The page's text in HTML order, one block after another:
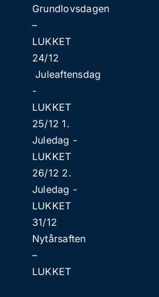
Grundlovsdagen
–
LUKKET
24/12
Juleaftensdag
​​-
LUKKET
25/12 1.
Juledag ​​-
LUKKET
26/12 2.
Juledag ​​-
LUKKET
31/12
Nytårsaften
–
LUKKET